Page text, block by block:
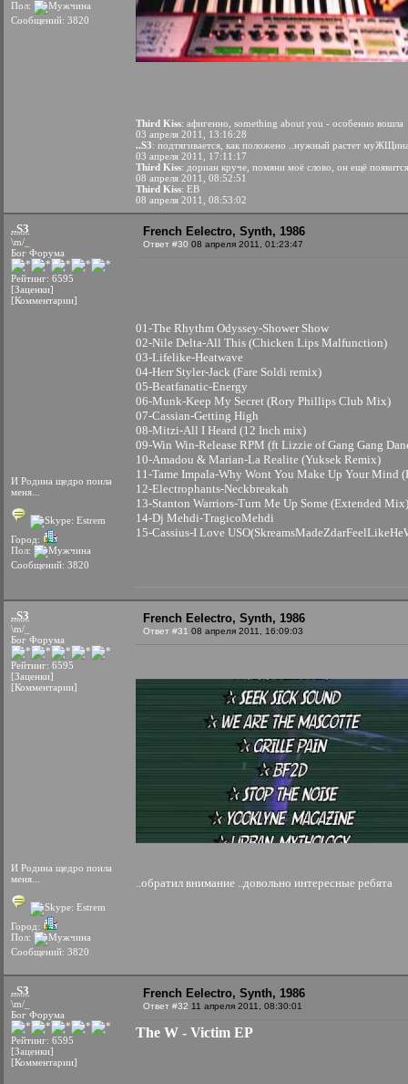
Пол:
Сообщений: 3820
Third Kiss: афигенно, something about you - особенно вошла
03 апреля 2011, 13:16:28
..S3: подтягивается, как положено ..нужный растет
03 апреля 2011, 17:11:17
Third Kiss: дориан круче, помяни моё слово, он ещё
08 апреля 2011, 08:52:51
Third Kiss: EB
08 апреля 2011, 08:53:02
..S3
\m/_
Бог Форума
Рейтинг: 6595
[Заценки]
[Комментарии]
И Родина щедро поила
меня...
Город:
Пол:
Сообщений: 3820
French Eelectro, Synth, 1986
Ответ #30 08 апреля 2011, 01:23:47
01-The Rhythm Odyssey-Shower Show
02-Nile Delta-All This (Chicken Lips Malfunction)
03-Lifelike-Heatwave
04-Herr Styler-Jack (Fare Soldi remix)
05-Beatfanatic-Energy
06-Munk-Keep My Secret (Rory Phillips Club Mix)
07-Cassian-Getting High
08-Mitzi-All I Heard (12 Inch mix)
09-Win Win-Release RPM (ft Lizzie of Gang Gang
10-Amadou & Marian-La Realite (Yuksek Remix)
11-Tame Impala-Why Wont You Make Up Your Mind
12-Electrophants-Neckbreakah
13-Stanton Warriors-Turn Me Up Some (Extended Mix)
14-Dj Mehdi-TragicoMehdi
15-Cassius-I Love
..S3
\m/_
Бог Форума
Рейтинг: 6595
[Заценки]
[Комментарии]
И Родина щедро поила
меня...
Город:
Пол:
Сообщений: 3820
French Eelectro, Synth, 1986
Ответ #31 08 апреля 2011, 16:09:03
..обратил внимание ..довольно интересные ребята
..S3
\m/_
Бог Форума
Рейтинг: 6595
[Заценки]
[Комментарии]
French Eelectro, Synth, 1986
Ответ #32 11 апреля 2011, 08:30:01
The W - Victim EP